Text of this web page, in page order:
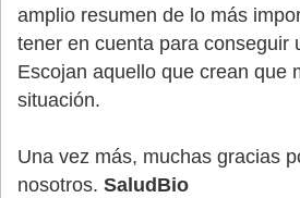
amplio resumen de lo más
tener en cuenta para conseguir
Escojan aquello que crean que
situación.
Una vez más, muchas gracias
nosotros. SaludBio